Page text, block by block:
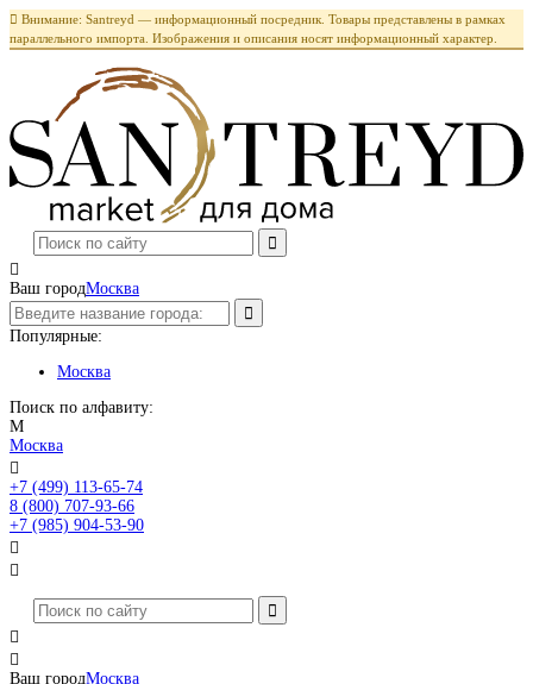
 Внимание: Santreyd — информационный посредник. Товары представлены в рамках
параллельного импорта. Изображения и описания носят информационный характер.

Ваш городМосква
Популярные:
Москва
Поиск по алфавиту:
М
Москва

+7 (499) 113-65-74
8 (800) 707-93-66
+7 (985) 904-53-90




Ваш городМосква